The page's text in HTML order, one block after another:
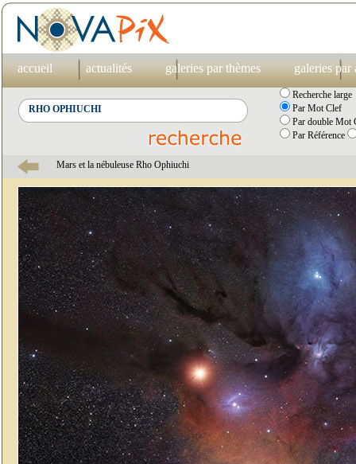
accueil actualités galeries par thèmes galeries par
Recherche large
Par Mot Clef
Par double Mot
Par Référence
Mars et la nébuleuse Rho Ophiuchi